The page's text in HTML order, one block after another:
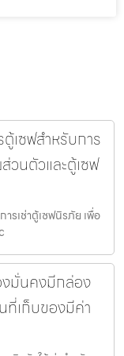
เซฟสำหรับการ
วนตัวและตู้เซฟ
รเช่าตู้เซฟนิรภัย เพื่อ
งมั่นคงมีกล่อง
ที่เก็บของมีค่า